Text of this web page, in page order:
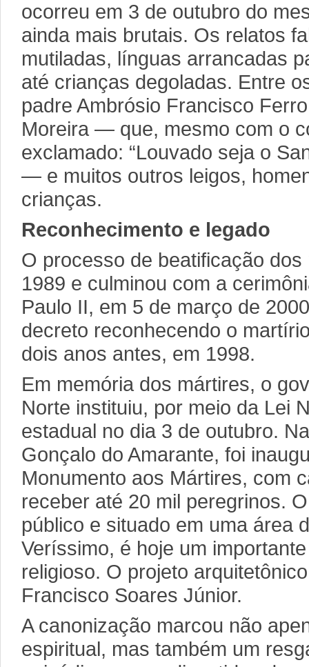
ocorreu em 3 de outubro do
ainda mais brutais. Os relatos
mutiladas, línguas arrancadas
até crianças degoladas. Entre
padre Ambrósio Francisco
Moreira — que, mesmo com o
exclamado: “Louvado seja o
— e muitos outros leigos,
crianças.
Reconhecimento e legado
O processo de beatificação
1989 e culminou com a
Paulo II, em 5 de março de
decreto reconhecendo o
dois anos antes, em 1998.
Em memória dos mártires, o
Norte instituiu, por meio da Lei
estadual no dia 3 de outubro.
Gonçalo do Amarante, foi
Monumento aos Mártires, com
receber até 20 mil peregrinos.
público e situado em uma área
Veríssimo, é hoje um
religioso. O projeto
Francisco Soares Júnior.
A canonização marcou não
espiritual, mas também um